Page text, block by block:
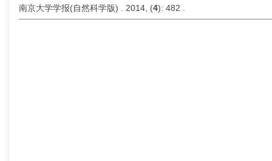
南京大学学报(自然科学版) . 2014, (4): 482 .